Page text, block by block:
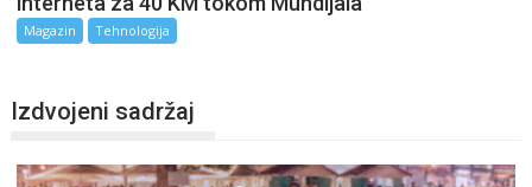
Magazin Tehnologija
Izdvojeni sadržaj